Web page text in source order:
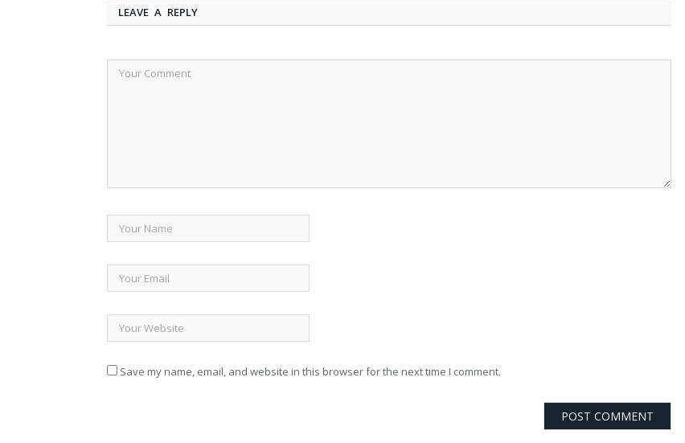
LEAVE A REPLY
Save my name, email, and website in this browser for the next time I comment.